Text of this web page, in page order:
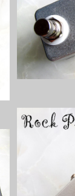
Accuverb
Rock